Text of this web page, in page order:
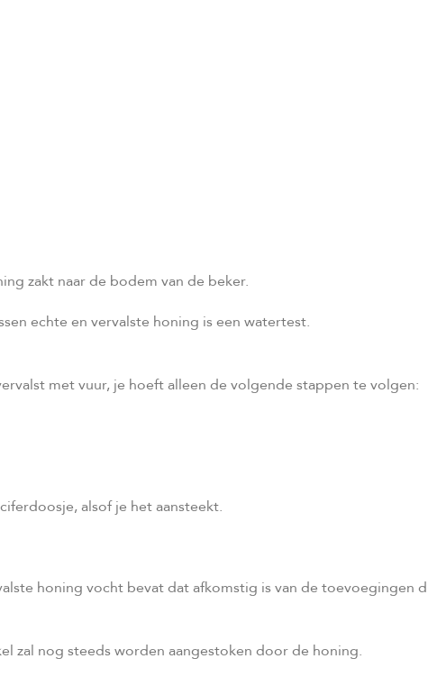
zakt naar de bodem van de beker.
echte en vervalste honing is een watertest.
met vuur, je hoeft alleen de volgende stappen te volgen:
alsof je het aansteekt.
honing vocht bevat dat afkomstig is van de toevoegingen
zal nog steeds worden aangestoken door de honing.